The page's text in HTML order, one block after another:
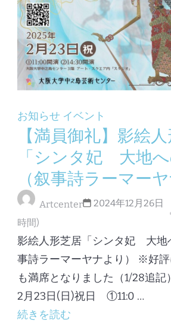
お知らせ イベント
【満員御礼】影絵
「シンタ妃 大地へ
（叙事詩ラーマーヤ
Artcenter 2024年12月26日
時間)
影絵人形芝居「シンタ妃 大地
事詩ラーマーヤナより） ※好評
も満席となりました（1/28追
2月23日(日)祝日 ①11:0 …
続きを読む